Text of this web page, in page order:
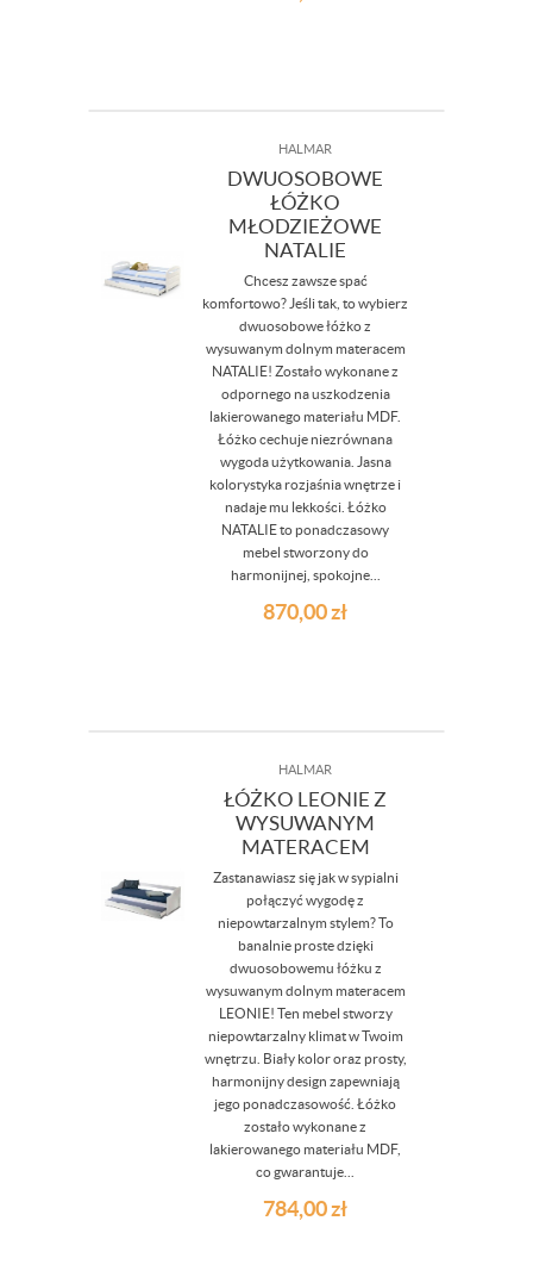
HALMAR
DWUOSOBOWE
ŁÓŻKO
MŁODZIEŻOWE
NATALIE
Chcesz zawsze spać
komfortowo? Jeśli tak, to wybierz
dwuosobowe łóżko z
wysuwanym dolnym materacem
NATALIE! Zostało wykonane z
odpornego na uszkodzenia
lakierowanego materiału MDF.
Łóżko cechuje niezrównana
wygoda użytkowania. Jasna
kolorystyka rozjaśnia wnętrze i
nadaje mu lekkości. Łóżko
NATALIE to ponadczasowy
mebel stworzony do
harmonijnej, spokojne...
870,00zł
HALMAR
ŁÓŻKO LEONIE Z
WYSUWANYM
MATERACEM
Zastanawiasz się jak w sypialni
połączyć wygodę z
niepowtarzalnym stylem? To
banalnie proste dzięki
dwuosobowemu łóżku z
wysuwanym dolnym materacem
LEONIE! Ten mebel stworzy
niepowtarzalny klimat w Twoim
wnętrzu. Biały kolor oraz prosty,
harmonijny design zapewniają
jego ponadczasowość. Łóżko
zostało wykonane z
lakierowanego materiału MDF,
co gwarantuje...
784,00zł